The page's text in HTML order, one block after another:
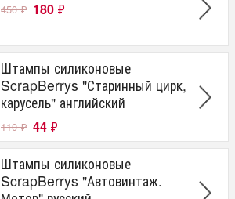
450₽ 180 ₽
Штампы силиконовые
ScrapBerrys "Старинный цирк,
карусель" английский
110₽ 44 ₽
Штампы силиконовые
ScrapBerrys "Автовинтаж.